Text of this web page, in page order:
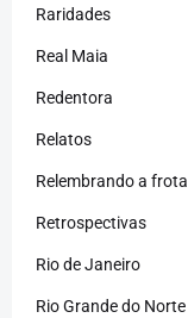
Raridades
Real Maia
Redentora
Relatos
Relembrando a frota
Retrospectivas
Rio de Janeiro
Rio Grande do Norte